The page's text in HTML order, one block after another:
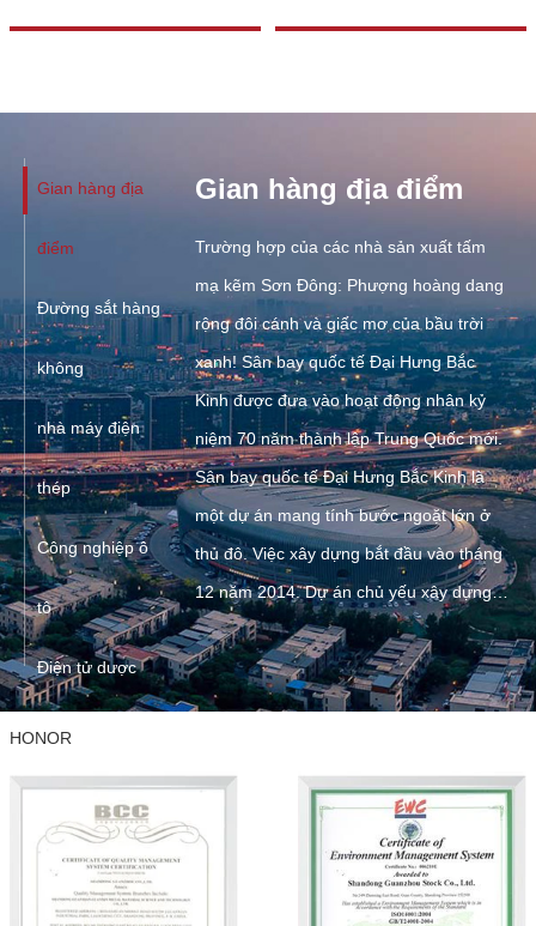
Gian hàng địa
điểm
Đường sắt hàng
không
nhà máy điện
thép
Công nghiệp ô
tô
Điện tử dược
Logistics và kho
bãi
Hóa chất chăn
Gian hàng địa điểm
Trường hợp của các nhà sản xuất tấm
mạ kẽm Sơn Đông: Phượng hoàng dang
rộng đôi cánh và giấc mơ của bầu trời
xanh! Sân bay quốc tế Đại Hưng Bắc
Kinh được đưa vào hoạt động nhân kỷ
niệm 70 năm thành lập Trung Quốc mới.
Sân bay quốc tế Đại Hưng Bắc Kinh là
một dự án mang tính bước ngoặt lớn ở
thủ đô. Việc xây dựng bắt đầu vào tháng
12 năm 2014. Dự án chủ yếu xây dựng
"ba dọc và một ngang" 4 đường băng,
một tòa nhà ga rộng 700.000 mét vuông,
một nền tảng với 268 chỗ ngồi và các cơ
là nhà ga đơn lớn nhất thế giới.
HONOR